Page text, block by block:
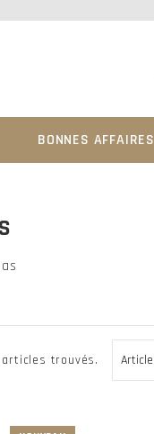
BONNES AFFAIRES
articles trouvés.